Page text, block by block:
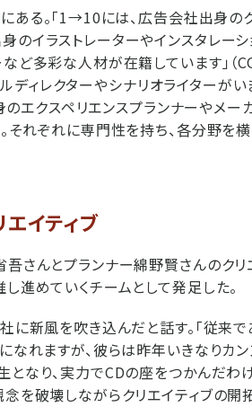
ある。「1→10には、広告会社出身の
のイラストレーターやインスタレー
ど多彩な人材が在籍しています」（
ィレクターやシナリオライターがいま
エクスペリエンスプランナーやメ
それぞれに専門性を持ち、各分野を
イティブ
吾さんとプランナー綿野賢さんのクリ
進めていくチームとして発足した。
に新風を吹き込んだと話す。「従来
なれますが、彼らは昨年いきなりカ
なり、実力でCDの座をつかんだわ
念を破壊しながらクリエイティブの開